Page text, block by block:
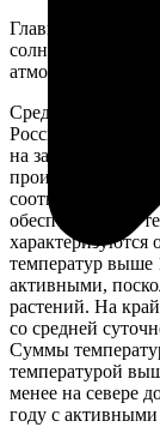
Главный
солнечная
атмосферные
Среднегодовая
Российской
на запад.
происходит за
соответствии с
обеспеченность
температур выше
активными,
растений. На
со средней
Суммы
температурой
менее на севере
году с активными